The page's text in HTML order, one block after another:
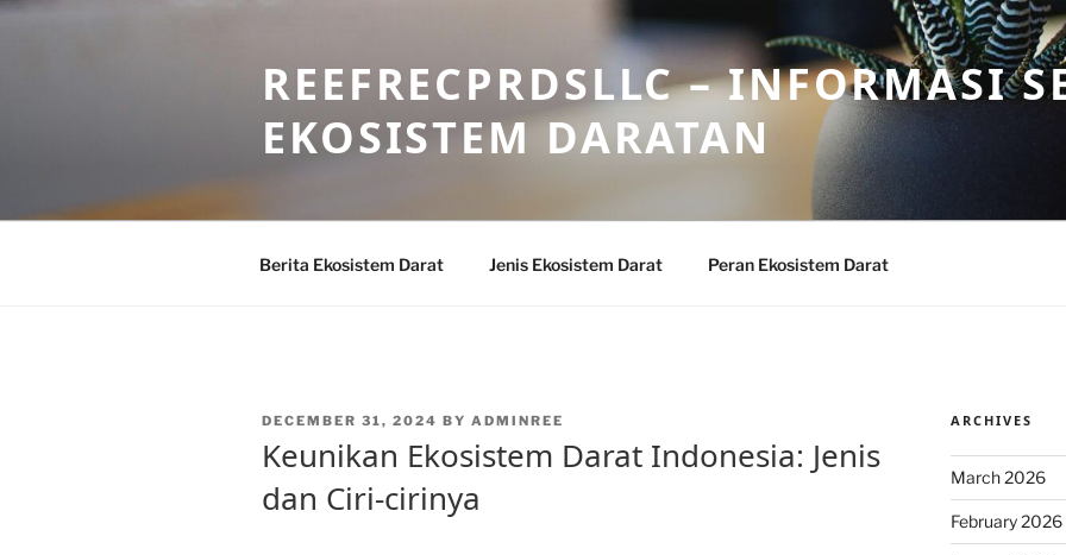
Skip
REEFRECPRDSLLC – INFORMASI
EKOSISTEM DARATAN
Berita Ekosistem Darat Jenis Ekosistem Darat Peran Ekosistem Darat
POSTED
DECEMBER 31, 2024 BY ADMINREE
Keunikan Ekosistem Darat Indonesia: Jenis
dan Ciri-cirinya
ARCHIVES
March 2026
February 2026